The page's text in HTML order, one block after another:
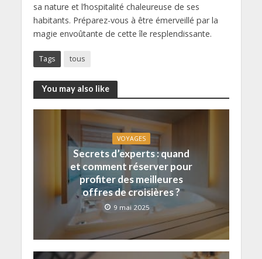
sa nature et l’hospitalité chaleureuse de ses
habitants. Préparez-vous à être émerveillé par la
magie envoûtante de cette île resplendissante.
Tags tous
You may also like
VOYAGES
Secrets d’experts : quand
et comment réserver pour
profiter des meilleures
offres de croisières ?
9 mai 2025